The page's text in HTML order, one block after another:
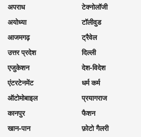
अपराध
अयोध्या
आजमगढ़
उत्तर प्रदेश
एजुकेशन
एंटरटेनमेंट
ऑटोमोबाइल
कानपुर
खान-पान
टेक्नोलॉजी
टॉलीवुड
ट्रैवेल
दिल्ली
देश-विदेश
धर्म कर्म
प्रयागराज
फैशन
फ़ोटो गैलरी